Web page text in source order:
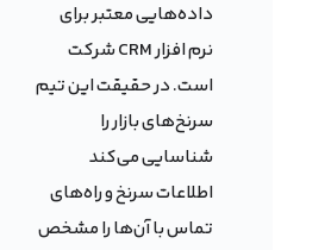
داده‌هایی معتبر برای
نرم افزار CRM شرکت
است. در حقیقت این تیم
سرنخ‌های بازار را
شناسایی می‌کند
اطلاعات سرنخ و راه‌های
تماس با آن‌ها را مشخص